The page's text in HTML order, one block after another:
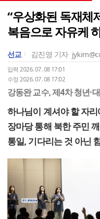
“우상화된 독재체
복음으로 자유케
선교 김진영 기자
입력 2026. 07. 08 17:01
수정 2026. 07. 08 17:02
강동완 교수, 제4차 청년·
하나님이 계셔야 할 자
장마당 통해 북한 주민
통일, 기다리는 것 아닌